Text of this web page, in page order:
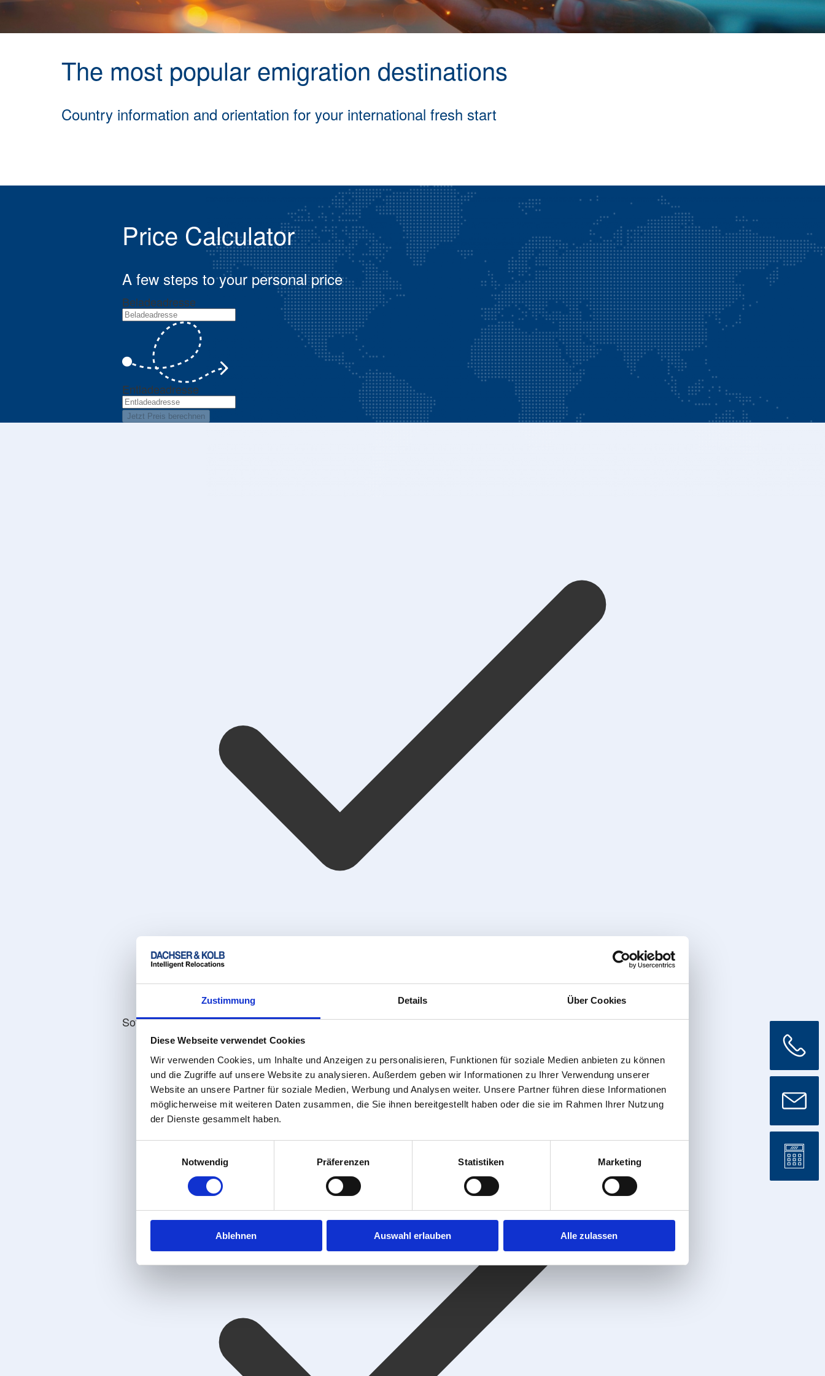
Zustimmung Details Über Cookies
Diese Webseite verwendet Cookies
Wir verwenden Cookies, um Inhalte und Anzeigen zu personalisieren, Funktionen für soziale Medien anbieten zu können
und die Zugriffe auf unsere Website zu analysieren. Außerdem geben wir Informationen zu Ihrer Verwendung unserer
Website an unsere Partner für soziale Medien, Werbung und Analysen weiter. Unsere Partner führen diese Informationen
möglicherweise mit weiteren Daten zusammen, die Sie ihnen bereitgestellt haben oder die sie im Rahmen Ihrer Nutzung
der Dienste gesammelt haben.
Notwendig
Präferenzen Statistiken Marketing
Ablehnen Auswahl erlauben Alle zulassen
The most popular emigration destinations
Country information and orientation for your international fresh start
Price Calculator
A few steps to your personal price
Beladeadresse
Entladeadresse
Jetzt Preis berechnen
Sofort klare Umzugskosten